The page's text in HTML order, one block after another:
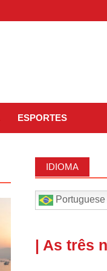
ESPORTES
IDIOMA
Portuguese
| As três